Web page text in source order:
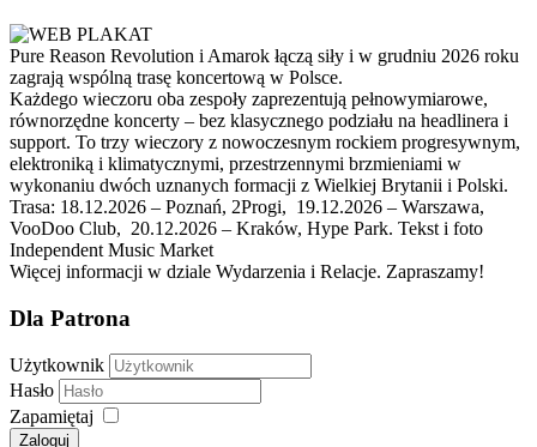
Pure Reason Revolution i Amarok łączą siły i w grudniu 2026 roku
zagrają wspólną trasę koncertową w Polsce.
Każdego wieczoru oba zespoły zaprezentują pełnowymiarowe,
równorzędne koncerty – bez klasycznego podziału na headlinera i
support. To trzy wieczory z nowoczesnym rockiem progresywnym,
elektroniką i klimatycznymi, przestrzennymi brzmieniami w
wykonaniu dwóch uznanych formacji z Wielkiej Brytanii i Polski.
Trasa: 18.12.2026 – Poznań, 2Progi, 19.12.2026 – Warszawa,
VooDoo Club, 20.12.2026 – Kraków, Hype Park. Tekst i foto
Independent Music Market
Więcej informacji w dziale Wydarzenia i Relacje. Zapraszamy!
Dla Patrona
Użytkownik
Hasło
Zapamiętaj
Zaloguj